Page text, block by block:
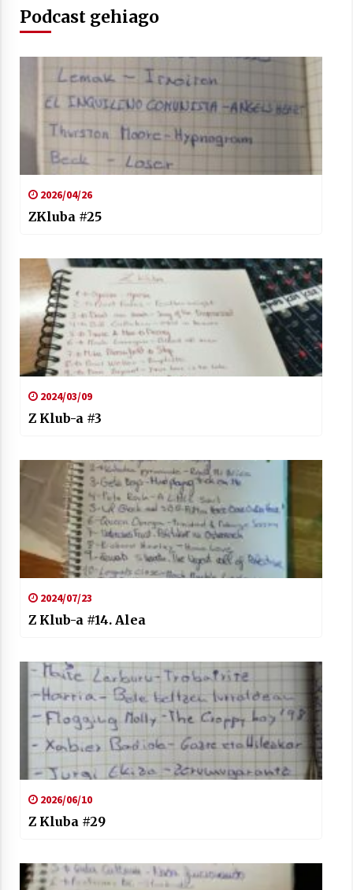
Podcast gehiago
2026/04/26
ZKluba #25
2024/03/09
Z Klub-a #3
2024/07/23
Z Klub-a #14. Alea
2026/06/10
Z Kluba #29